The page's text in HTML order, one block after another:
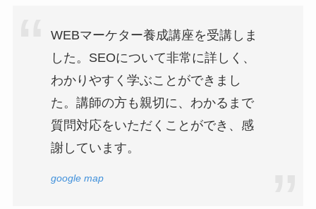
WEBマーケター養成講座を受講しま
した。SEOについて非常に詳しく、
わかりやすく学ぶことができまし
た。講師の方も親切に、わかるまで
質問対応をいただくことができ、感
謝しています。
google map